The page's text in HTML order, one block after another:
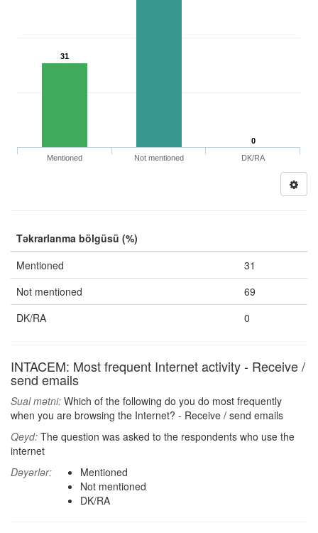
31
0
Mentioned
Not mentioned DK/RA
Təkrarlanma bölgüsü (%)
Mentioned
31
Not mentioned
69
DK/RA
0
INTACEM: Most frequent Internet activity - Receive /
send emails
Sual mətni: Which of the following do you do most frequently
when you are browsing the Internet? - Receive / send emails
Qeyd: The question was asked to the respondents who use the
internet
Dəyərlər:
Mentioned
Not mentioned
DK/RA